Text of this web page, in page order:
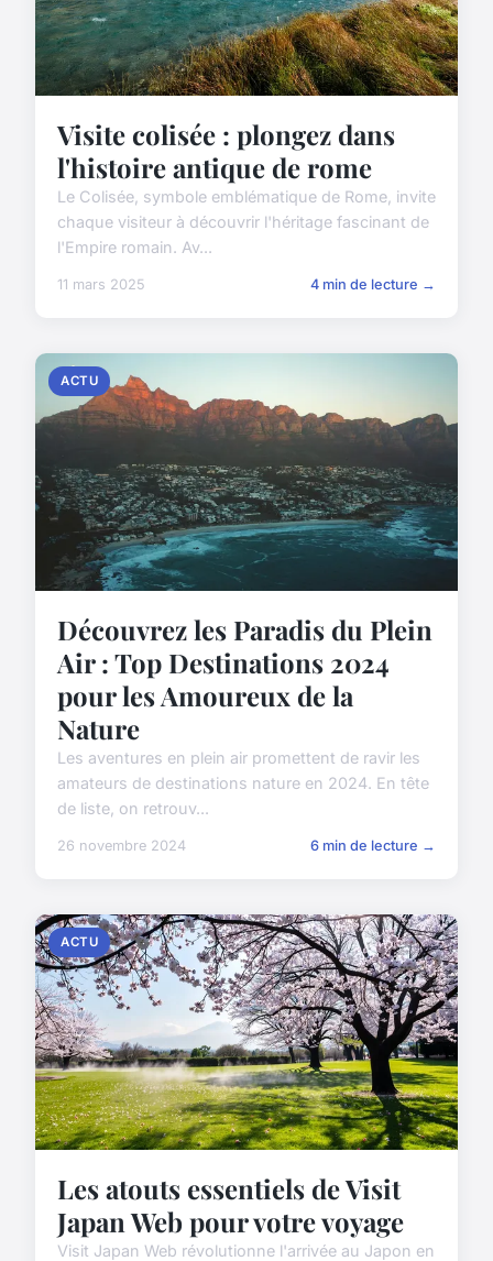
Visite colisée : plongez dans
l'histoire antique de rome
Le Colisée, symbole emblématique de Rome, invite
chaque visiteur à découvrir l'héritage fascinant de
l'Empire romain. Av...
11 mars 2025 4 min de lecture →
ACTU
Découvrez les Paradis du Plein
Air : Top Destinations 2024
pour les Amoureux de la
Nature
Les aventures en plein air promettent de ravir les
amateurs de destinations nature en 2024. En tête
de liste, on retrouv...
26 novembre 2024 6 min de lecture →
ACTU
Les atouts essentiels de Visit
Japan Web pour votre voyage
Visit Japan Web révolutionne l'arrivée au Japon en